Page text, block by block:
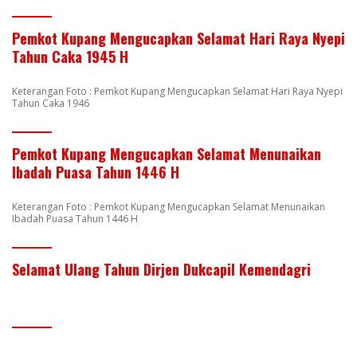
Pemkot Kupang Mengucapkan Selamat Hari Raya Nyepi
Tahun Caka 1945 H
Keterangan Foto : Pemkot Kupang Mengucapkan Selamat Hari Raya Nyepi
Tahun Caka 1946
Pemkot Kupang Mengucapkan Selamat Menunaikan
Ibadah Puasa Tahun 1446 H
Keterangan Foto : Pemkot Kupang Mengucapkan Selamat Menunaikan
Ibadah Puasa Tahun 1446 H
Selamat Ulang Tahun Dirjen Dukcapil Kemendagri